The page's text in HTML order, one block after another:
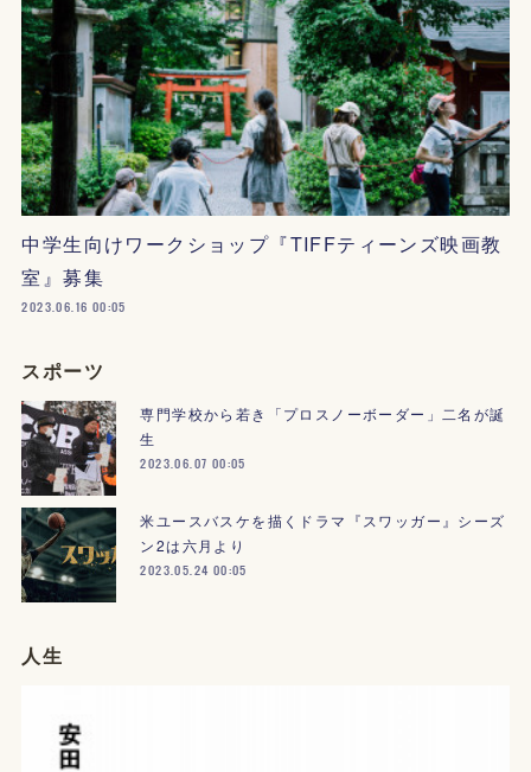
中学生向けワークショップ『TIFFティーンズ映画教
室』募集
2023.06.16 00:05
スポーツ
専門学校から若き「プロスノーボーダー」二名が誕
生
2023.06.07 00:05
米ユースバスケを描くドラマ『スワッガー』シーズ
ン2は六月より
2023.05.24 00:05
人生